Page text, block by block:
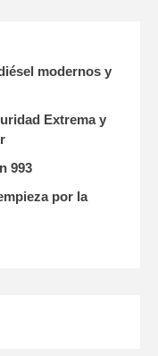
modernos y
Extrema y
993
por la